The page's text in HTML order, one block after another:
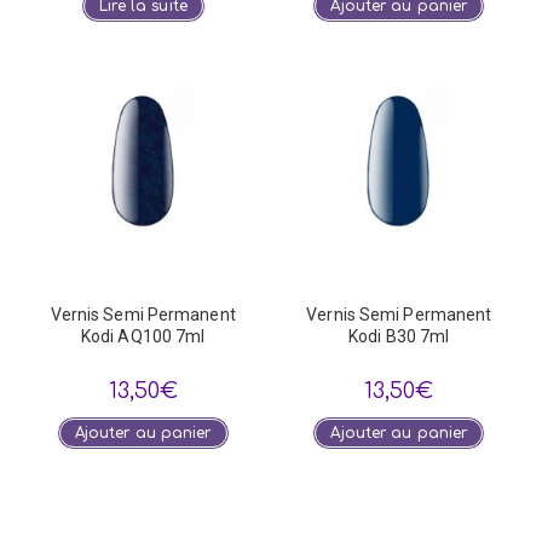
Lire la suite Ajouter au panier
Vernis Semi Permanent
Kodi AQ100 7ml
13,50€
Ajouter au panier
Vernis Semi Permanent
Kodi B30 7ml
13,50€
Ajouter au panier